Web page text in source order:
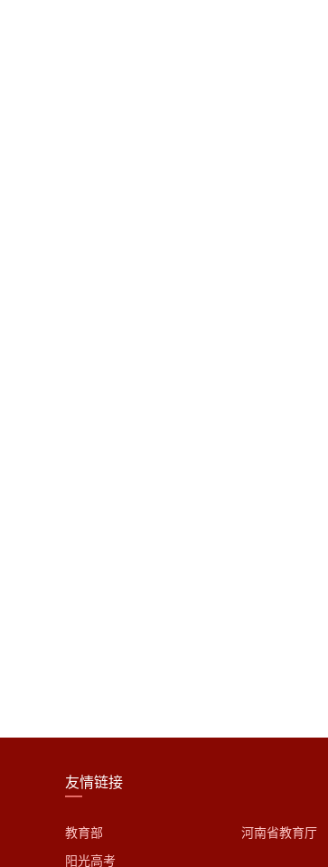
友情链接
教育部
阳光高考
河南省教育厅